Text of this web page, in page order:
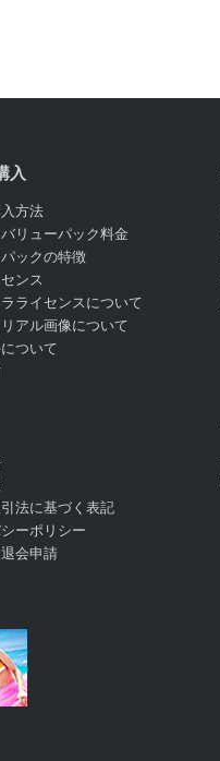
入
方法
リューパック料金
ックの特徴
ンス
ライセンスについて
アル画像について
ついて
法に基づく表記
ーポリシー
会申請